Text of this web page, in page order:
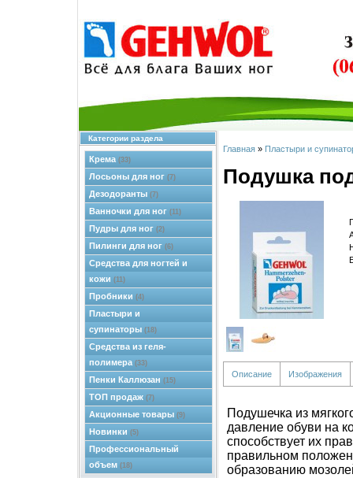
Категории раздела
Крема (33)
Лосьоны для ног (7)
Дезодоранты (7)
Ванночки для ног (11)
Пудры для ног (2)
Пилинги для ног (6)
Средства для ногтей и
кожи (11)
Пробники (4)
Пластыри и
супинаторы (18)
Средства из геля-
полимера (33)
Пенки Каллюзан (15)
ТОП продаж (7)
Акционные товары (9)
Новинки (5)
Профессиональный
объем (18)
Главная » Пластыри и
Подушка
Описание Изображения
Подушечка из
давление обуви на
способствует их
правильном
образованию